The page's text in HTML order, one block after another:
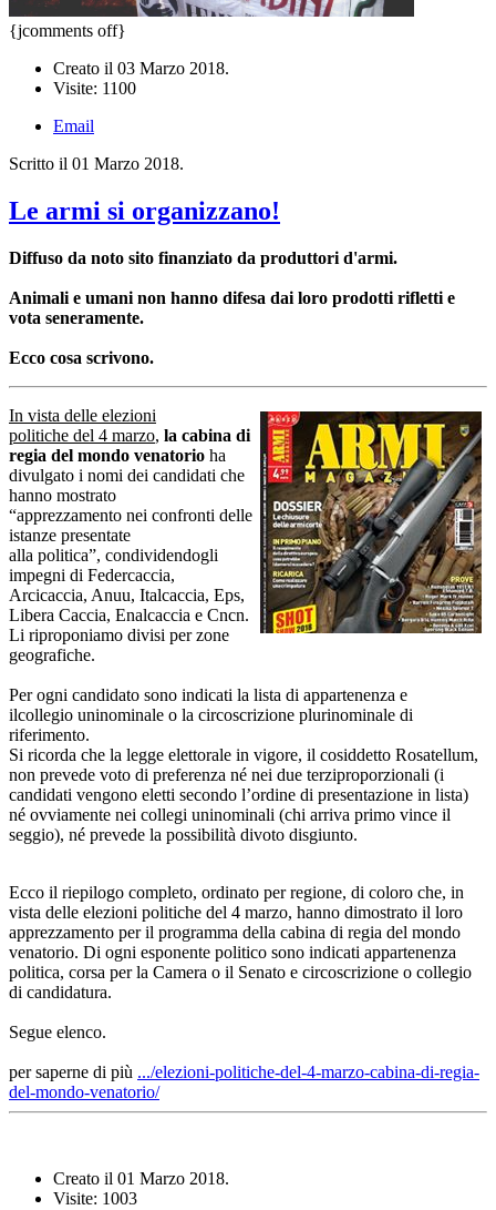
{jcomments off}
Creato il 03 Marzo 2018.
Visite: 1100
Email
Scritto il 01 Marzo 2018.
Le armi si organizzano!
Diffuso da noto sito finanziato da produttori d'armi.
Animali e umani non hanno difesa dai loro prodotti rifletti e
vota seneramente.
Ecco cosa scrivono.
In vista delle elezioni
politiche del 4 marzo, la cabina di
regia del mondo venatorio ha
divulgato i nomi dei candidati che
hanno mostrato
“apprezzamento nei confronti delle
istanze presentate
alla politica”, condividendogli
impegni di Federcaccia,
Arcicaccia, Anuu, Italcaccia, Eps,
Libera Caccia, Enalcaccia e Cncn.
Li riproponiamo divisi per zone
geografiche.
Per ogni candidato sono indicati la lista di appartenenza e
ilcollegio uninominale o la circoscrizione plurinominale di
riferimento.
Si ricorda che la legge elettorale in vigore, il cosiddetto Rosatellum,
non prevede voto di preferenza né nei due terziproporzionali (i
candidati vengono eletti secondo l’ordine di presentazione in lista)
né ovviamente nei collegi uninominali (chi arriva primo vince il
seggio), né prevede la possibilità divoto disgiunto.
Ecco il riepilogo completo, ordinato per regione, di coloro che, in
vista delle elezioni politiche del 4 marzo, hanno dimostrato il loro
apprezzamento per il programma della cabina di regia del mondo
venatorio. Di ogni esponente politico sono indicati appartenenza
politica, corsa per la Camera o il Senato e circoscrizione o collegio
di candidatura.
Segue elenco.
per saperne di più .../elezioni-politiche-del-4-marzo-cabina-di-regia-
del-mondo-venatorio/
Creato il 01 Marzo 2018.
Visite: 1003